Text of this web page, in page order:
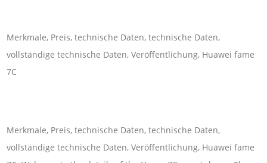
Merkmale, Preis, technische Daten, technische Daten,
vollständige technische Daten, Veröffentlichung, Huawei fame
7C
Merkmale, Preis, technische Daten, technische Daten,
vollständige technische Daten, Veröffentlichung, Huawei fame